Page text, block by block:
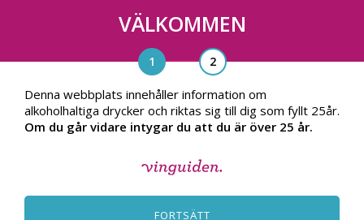
Vinguiden Nordic AB
Blasieholmsgatan 4A, 111 48, Stockholm
info@vinguiden.com
VÄLKOMMEN
Denna webbplats innehåller information om
alkoholhaltiga drycker och riktas sig till dig som fyllt 25år.
Om du går vidare intygar du att du är över 25 år.
FORTSÄTT